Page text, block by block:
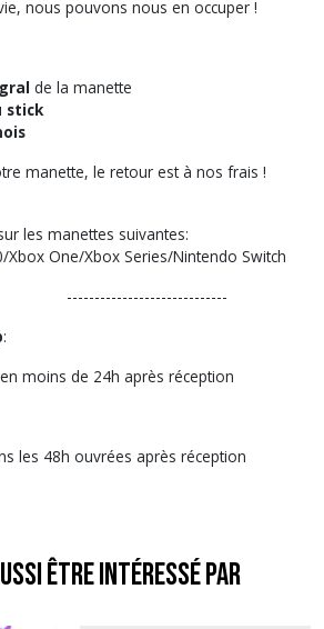
nous pouvons nous en occuper !
de la manette
stick
manette, le retour est à nos frais !
les manettes suivantes:
Xbox One/Xbox Series/Nintendo Switch
:
moins de 24h après réception
les 48h ouvrées après réception
être intéressé par